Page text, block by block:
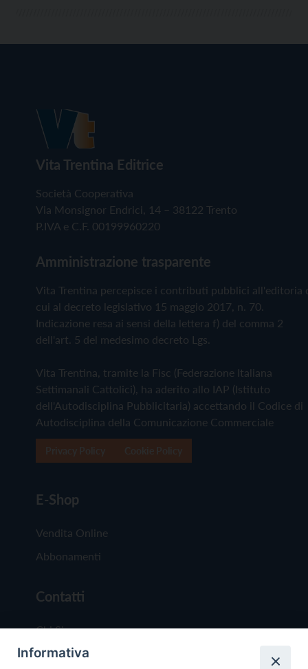
Vita Trentina Editrice
Società Cooperativa
Via Monsignor Endrici, 14 – 38122 Trento
P.IVA e C.F. 00199960220
Amministrazione trasparente
Vita Trentina percepisce i contributi pubblici all'editoria
cui al decreto legislativo 15 maggio 2017, n. 70.
Indicazione resa ai sensi della lettera f) del comma 2
dell'art. 5 del medesimo decreto Lgs.
Vita Trentina, tramite la Fisc (Federazione Italiana
Settimanali Cattolici), ha aderito allo IAP (Istituto
dell'Autodisciplina Pubblicitaria) accettando il Codice di
Autodisciplina della Comunicazione Commerciale
E-Shop
Vendita Online
Abbonamenti
Contatti
Chi Siamo
Redazione
Informativa